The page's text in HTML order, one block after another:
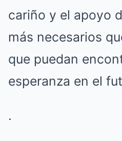
cariño y el apoyo
más necesarios
que puedan
esperanza en el
.